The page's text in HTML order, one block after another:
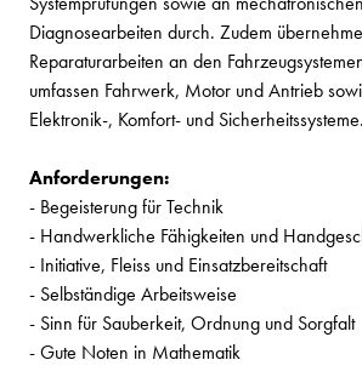
Diagnosearbeiten durch. Zudem
Reparaturarbeiten an den
umfassen Fahrwerk, Motor und Antrieb
Elektronik-, Komfort- und Sicherheitssysteme.
Anforderungen:
- Begeisterung für Technik
- Handwerkliche Fähigkeiten und
- Initiative, Fleiss und Einsatzbereitschaft
- Selbständige Arbeitsweise
- Sinn für Sauberkeit, Ordnung und Sorgfalt
- Gute Noten in Mathematik